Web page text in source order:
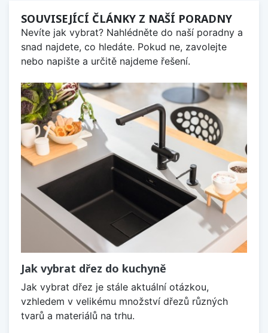
SOUVISEJÍCÍ ČLÁNKY Z NAŠÍ PORADNY
Nevíte jak vybrat? Nahlédněte do naší poradny a
snad najdete, co hledáte. Pokud ne, zavolejte
nebo napište a určitě najdeme řešení.
Jak vybrat dřez do kuchyně
Jak vybrat dřez je stále aktuální otázkou,
vzhledem v velikému množství dřezů různých
tvarů a materiálů na trhu.